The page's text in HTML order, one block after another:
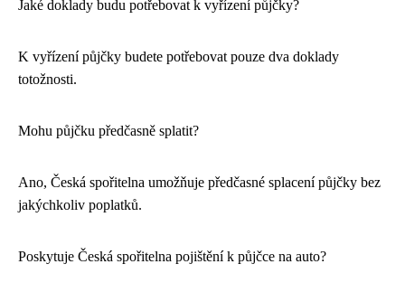
Jaké doklady budu potřebovat k vyřízení půjčky?
K vyřízení půjčky budete potřebovat pouze dva doklady
totožnosti.
Mohu půjčku předčasně splatit?
Ano, Česká spořitelna umožňuje předčasné splacení půjčky bez
jakýchkoliv poplatků.
Poskytuje Česká spořitelna pojištění k půjčce na auto?